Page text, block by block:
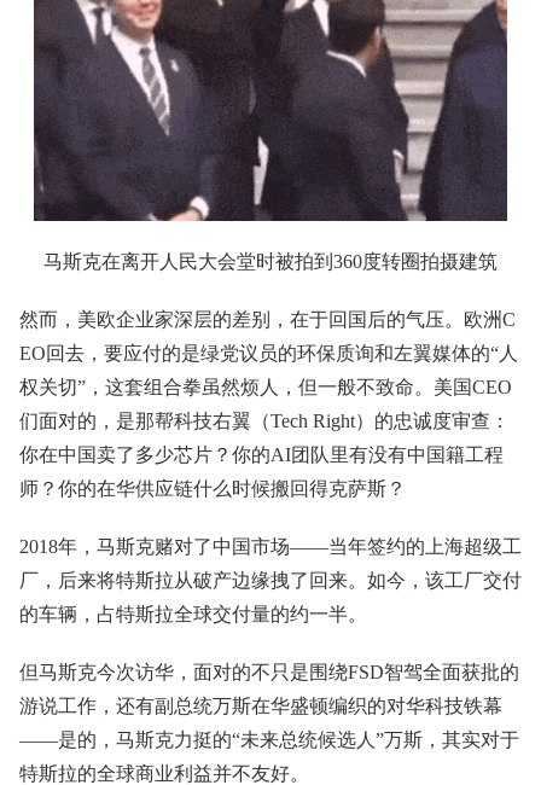
马斯克‌在离开人民大会堂时被拍到360度转圈拍摄建筑
然而，美欧企业家深层的差别，在于回国后的气压。欧洲C
EO回去，要应付的是绿党议员的环保质询和左翼媒体的“人
权关切”，这套组合拳虽然烦人，但一般不致命。美国CEO
们面对的，是那帮科技右翼（Tech Right）的忠诚度审查：
你在中国卖了多少芯片？你的AI团队里有没有中国籍工程
师？你的在华供应链什么时候搬回得克萨斯？
2018年，马斯克赌对了中国市场——当年签约的上海超级工
厂，后来将特斯拉从破产边缘拽了回来。如今，该工厂交付
的车辆，占特斯拉全球交付量的约一半。
但马斯克今次访华，面对的不只是围绕FSD智驾全面获批的
游说工作，还有副总统万斯在华盛顿编织的对华科技铁幕
——是的，马斯克力挺的“未来总统候选人”万斯，其实对于
特斯拉的全球商业利益并不友好。